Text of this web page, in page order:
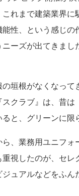
れまで建築業界に
性、という感じ
ーズが出てきま
垣根がなくなっ
クラブ』は、昔
と、グリーンに限
、業務用ユニフ
視したのが、セレ
ュアルなどをふ